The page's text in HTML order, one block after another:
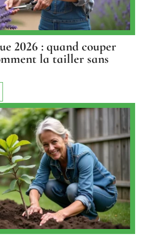
2026 : quand couper
la tailler sans